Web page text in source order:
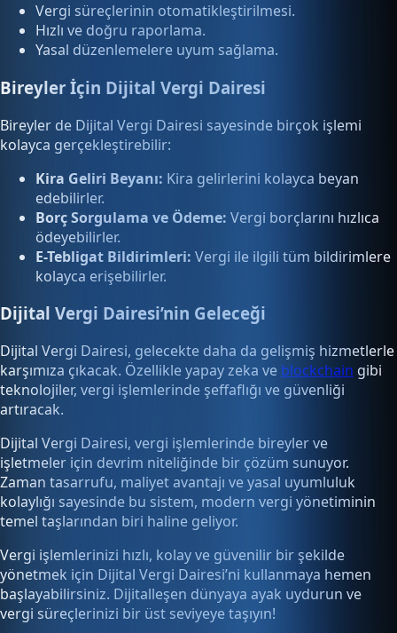
Vergi süreçlerinin otomatikleştirilmesi.
Hızlı ve doğru raporlama.
Yasal düzenlemelere uyum sağlama.
Bireyler İçin Dijital Vergi Dairesi
Bireyler de Dijital Vergi Dairesi sayesinde birçok işlemi
kolayca gerçekleştirebilir:
Kira Geliri Beyanı: Kira gelirlerini kolayca beyan
edebilirler.
Borç Sorgulama ve Ödeme: Vergi borçlarını hızlıca
ödeyebilirler.
E-Tebligat Bildirimleri: Vergi ile ilgili tüm bildirimlere
kolayca erişebilirler.
Dijital Vergi Dairesi’nin Geleceği
Dijital Vergi Dairesi, gelecekte daha da gelişmiş hizmetlerle
karşımıza çıkacak. Özellikle yapay zeka ve blockchain gibi
teknolojiler, vergi işlemlerinde şeffaflığı ve güvenliği
artıracak.
Dijital Vergi Dairesi, vergi işlemlerinde bireyler ve
işletmeler için devrim niteliğinde bir çözüm sunuyor.
Zaman tasarrufu, maliyet avantajı ve yasal uyumluluk
kolaylığı sayesinde bu sistem, modern vergi yönetiminin
temel taşlarından biri haline geliyor.
Vergi işlemlerinizi hızlı, kolay ve güvenilir bir şekilde
yönetmek için Dijital Vergi Dairesi’ni kullanmaya hemen
başlayabilirsiniz. Dijitalleşen dünyaya ayak uydurun ve
vergi süreçlerinizi bir üst seviyeye taşıyın!